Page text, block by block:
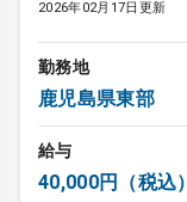
2026年02月17日更新
勤務地
鹿児島県東部
給与
40,000円（税込）